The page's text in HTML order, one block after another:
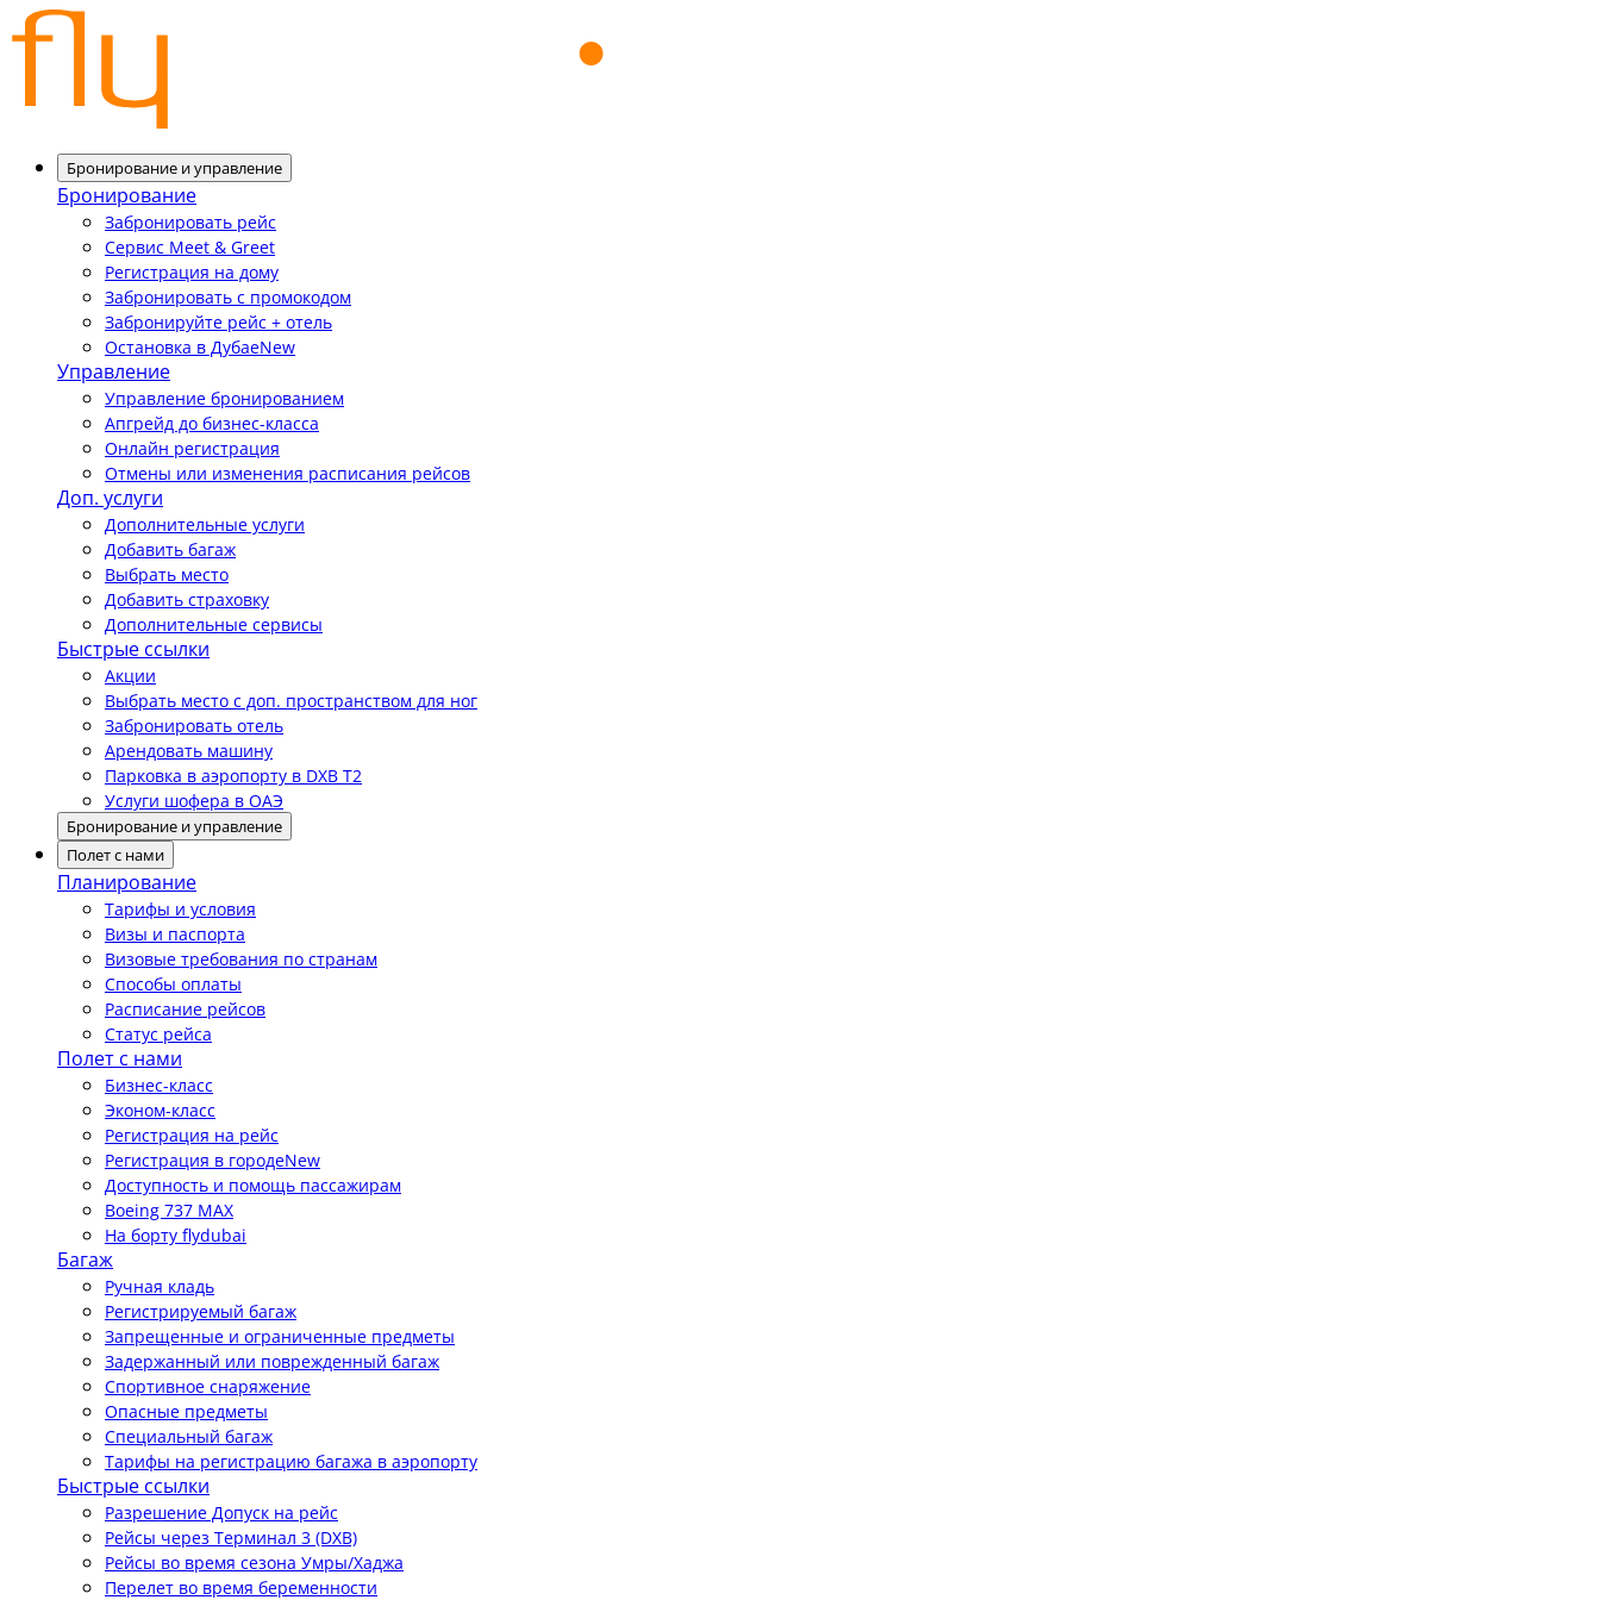
Бронирование и управление
Бронирование
Забронировать рейс
Сервис Meet & Greet
Регистрация на дому
Забронировать с промокодом
Забронируйте рейс + отель
Остановка в ДубаеNew
Управление
Управление бронированием
Апгрейд до бизнес-класса
Онлайн регистрация
Отмены или изменения расписания рейсов
Доп. услуги
Дополнительные услуги
Добавить багаж
Выбрать место
Добавить страховку
Дополнительные сервисы
Быстрые ссылки
Акции
Выбрать место с доп. пространством для ног
Забронировать отель
Арендовать машину
Парковка в аэропорту в DXB T2
Услуги шофера в ОАЭ
Бронирование и управление
Полет с нами
Планирование
Тарифы и условия
Визы и паспорта
Визовые требования по странам
Способы оплаты
Расписание рейсов
Статус рейса
Полет с нами
Бизнес-класс
Эконом-класс
Регистрация на рейс
Регистрация в городеNew
Доступность и помощь пассажирам
Boeing 737 MAX
На борту flydubai
Багаж
Ручная кладь
Регистрируемый багаж
Запрещенные и ограниченные предметы
Задержанный или поврежденный багаж
Спортивное снаряжение
Опасные предметы
Специальный багаж
Тарифы на регистрацию багажа в аэропорту
Быстрые ссылки
Разрешение Допуск на рейс
Рейсы через Терминал 3 (DXB)
Рейсы во время сезона Умры/Хаджа
Перелет во время беременности